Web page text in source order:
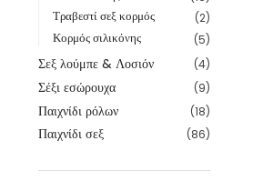
Τραβεστί σεξ κορμός (2)
Κορμός σιλικόνης (5)
Σεξ λούμπε & Λοσιόν (4)
Σέξι εσώρουχα (9)
Παιχνίδι ρόλων (18)
Παιχνίδι σεξ (86)